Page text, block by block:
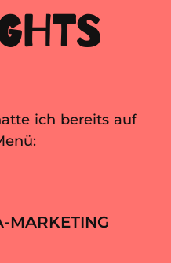
ich bereits auf
MARKETING